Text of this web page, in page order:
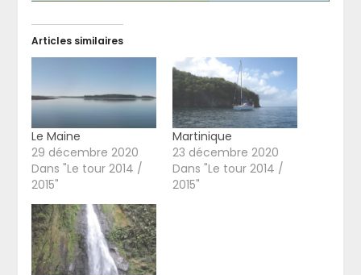
Articles similaires
Le Maine
29 décembre 2020
Dans "Le tour 2014 /
2015"
Martinique
23 décembre 2020
Dans "Le tour 2014 /
2015"